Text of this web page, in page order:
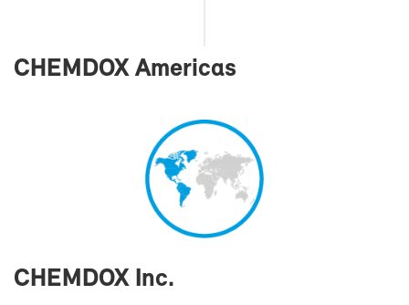
CHEM­DOX Ame­ri­cas
CHEM­DOX Inc.